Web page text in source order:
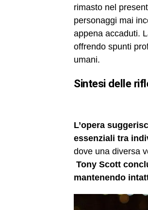
rimasto nel
personaggi mai
appena accaduti.
offrendo spunti
umani.
sintesi delle
L’opera
essenziali tra
dove una diversa
Tony Scott
mantenendo